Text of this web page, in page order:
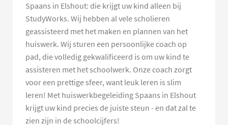
Spaans in Elshout: die krijgt uw kind alleen bij
StudyWorks. Wij hebben al vele scholieren
geassisteerd met het maken en plannen van het
huiswerk. Wij sturen een persoonlijke coach op
pad, die volledig gekwalificeerd is om uw kind te
assisteren met het schoolwerk. Onze coach zorgt
voor een prettige sfeer, want leuk leren is slim
leren! Met huiswerkbegeleiding Spaans in Elshout
krijgt uw kind precies de juiste steun - en dat zal te
zien zijn in de schoolcijfers!